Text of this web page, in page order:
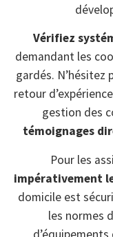
Vérifiez
demandant les
gardés. N’hésitez
retour
gestion des
témoignages
Pour les
impérativement
domicile est
les normes